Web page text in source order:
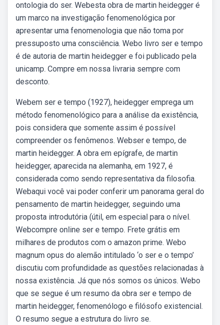
ontologia do ser. Webesta obra de martin heidegger é
um marco na investigação fenomenológica por
apresentar uma fenomenologia que não toma por
pressuposto uma consciência. Webo livro ser e tempo
é de autoria de martin heidegger e foi publicado pela
unicamp. Compre em nossa livraria sempre com
desconto.
Webem ser e tempo (1927), heidegger emprega um
método fenomenológico para a análise da existência,
pois considera que somente assim é possível
compreender os fenômenos. Webser e tempo, de
martin heidegger. A obra em epígrafe, de martin
heidegger, aparecida na alemanha, em 1927, é
considerada como sendo representativa da filosofia.
Webaqui você vai poder conferir um panorama geral do
pensamento de martin heidegger, seguindo uma
proposta introdutória (útil, em especial para o nível.
Webcompre online ser e tempo. Frete grátis em
milhares de produtos com o amazon prime. Webo
magnum opus do alemão intitulado ‘o ser e o tempo’
discutiu com profundidade as questões relacionadas à
nossa existência. Já que nós somos os únicos. Webo
que se segue é um resumo da obra ser e tempo de
martin heidegger, fenomenólogo e filósofo existencial.
O resumo segue a estrutura do livro se.